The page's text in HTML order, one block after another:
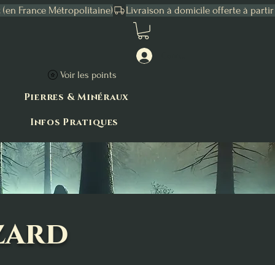
Pierres & Minéraux
Infos Pratiques
Voir les points